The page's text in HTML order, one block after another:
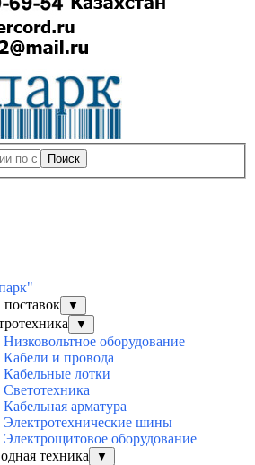
Поиск
▼
▼
Низковольтное оборудование
Кабели и провода
Кабельные лотки
Светотехника
Кабельная арматура
Электротехнические шины
Электрощитовое оборудование
техника
▼